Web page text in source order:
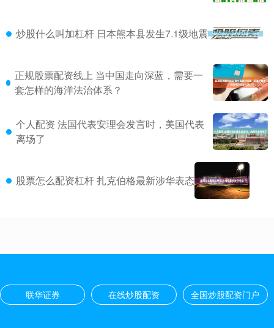
炒股什么叫加杠杆 日本熊本县发生7.1级地震
正规股票配资线上 当中国走向深蓝，需要一
套怎样的海洋法治体系？
个人配资 法国代表安理会发言时，美国代表
离场了
股票怎么配资杠杆 扎克伯格最新涉华表态
联华证券 在线炒股配资 全国炒股配资门户